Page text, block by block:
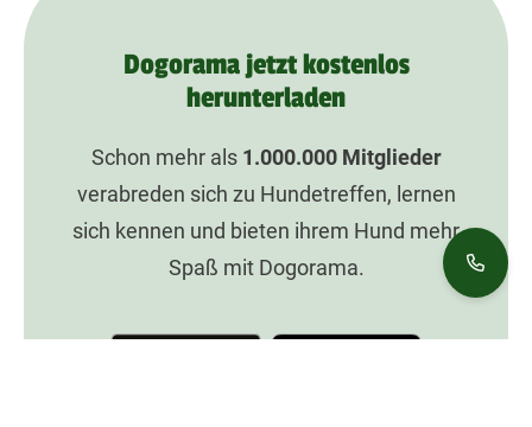
Dogorama jetzt kostenlos
herunterladen
Schon mehr als 1.000.000Mitglieder
verabreden sich zu Hundetreffen, lernen
sich kennen und bieten ihrem Hund mehr
Spaß mit Dogorama.